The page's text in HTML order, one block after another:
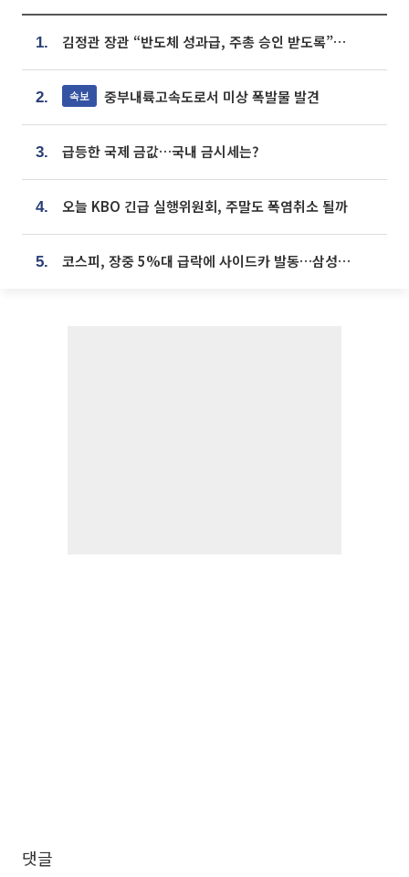
1. 김정관 장관 “반도체 성과급, 주총 승인 받도록”…상법·자본시장법 개정 시사
2. 속보 중부내륙고속도로서 미상 폭발물 발견
3. 급등한 국제 금값…국내 금시세는?
4. 오늘 KBO 긴급 실행위원회, 주말도 폭염취소 될까
5. 코스피, 장중 5%대 급락에 사이드카 발동…삼성·SK 동반 폭락
댓글